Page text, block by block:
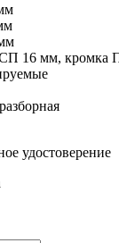
16 мм, кромка
удостоверение